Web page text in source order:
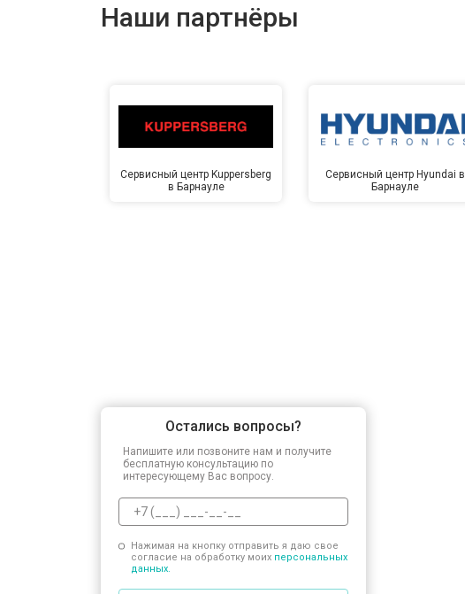
Наши партнёры
Сервисный центр Kuppersberg
в Барнауле
Сервисный центр Hyundai в
Барнауле
Остались вопросы?
Напишите или позвоните нам и получите
бесплатную консультацию по
интересующему Вас вопросу.
Нажимая на кнопку отправить я даю свое
согласие на обработку моих персональных
данных.